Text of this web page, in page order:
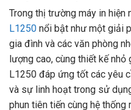
Trong thị trường máy in hiện
L1250 nổi bật như một giải
gia đình và các văn phòng
lượng cao, cùng thiết kế
L1250 đáp ứng tốt các yêu
và sự linh hoạt trong sử
phun tiên tiến cùng hệ